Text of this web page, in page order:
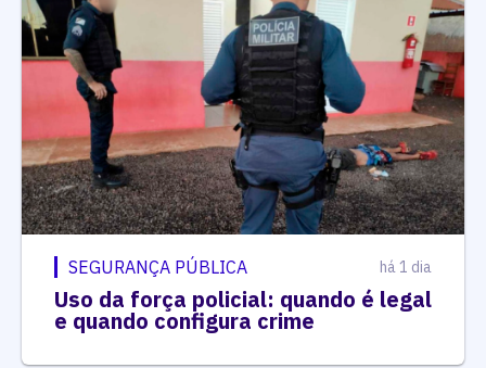
SEGURANÇA PÚBLICA há 1 dia
Uso da força policial: quando é legal
e quando configura crime